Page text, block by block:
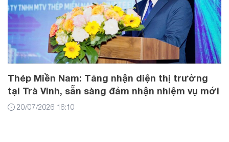
Thép Miền Nam: Tăng nhận diện thị trường
tại Trà Vinh, sẵn sàng đảm nhận nhiệm vụ mới
20/07/2026 16:10